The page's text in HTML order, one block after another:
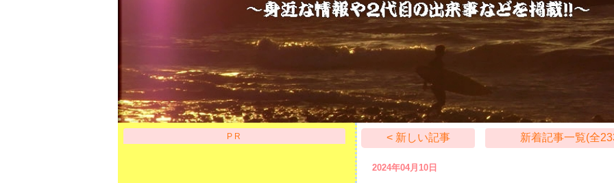
PR < 新しい記事 新着記事一覧(全
2024年04月10日